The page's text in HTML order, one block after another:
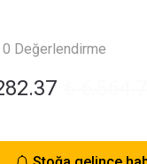
0 Değerlendirme